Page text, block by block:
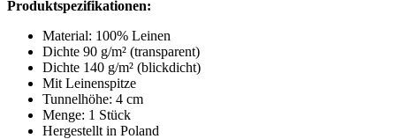
Produktspezifikationen:
Material: 100% Leinen
Dichte 90 g/m² (transparent)
Dichte 140 g/m² (blickdicht)
Mit Leinenspitze
Tunnelhöhe: 4 cm
Menge: 1 Stück
Hergestellt in Poland